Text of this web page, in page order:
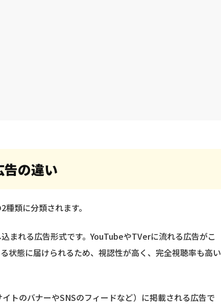
の違い
類に分類されます。
まれる広告形式です。YouTubeやTVerに流れる広告がこ
状態に届けられるため、視認性が高く、完全視聴率も高い
トのバナーやSNSのフィードなど）に掲載される広告で